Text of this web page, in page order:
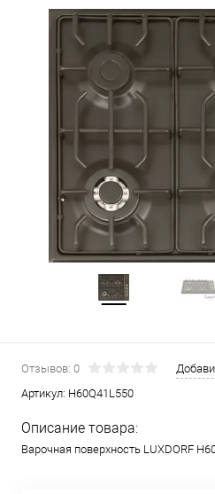
Отзывов: 0
Артикул: H60Q41L550
Описание товара:
Варочная поверхность LUXDORF